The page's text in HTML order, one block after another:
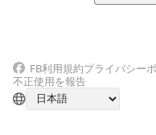
FB利用規約プライバシー
不正使用を報告